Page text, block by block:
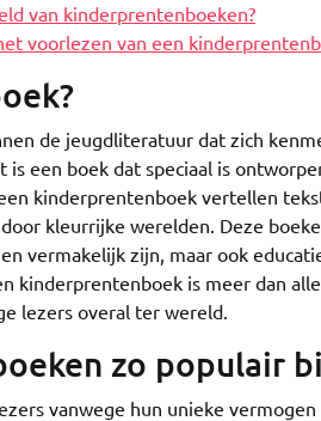
van kinderprentenboeken?
voorlezen van een
de jeugdliteratuur dat zich
een boek dat speciaal is
kinderprentenboek vertellen
kleurrijke werelden. Deze
vermakelijk zijn, maar ook
is meer dan
lezers overal ter wereld.
zo populair
vanwege hun unieke